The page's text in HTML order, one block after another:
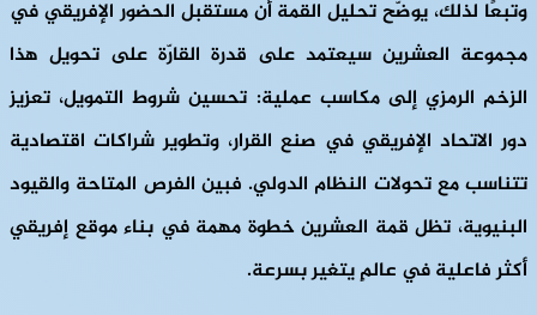
وتبعًا لذلك، يوضّح تحليل القمة أن مستقبل الحضور الإفريقي في
مجموعة العشرين سيعتمد على قدرة القارّة على تحويل هذا
الزخم الرمزي إلى مكاسب عملية: تحسين شروط التمويل، تعزيز
دور الاتحاد الإفريقي في صنع القرار، وتطوير شراكات اقتصادية
تتناسب مع تحولات النظام الدولي. فبين الفرص المتاحة والقيود
البنيوية، تظل قمة العشرين خطوة مهمة في بناء موقع إفريقي
أكثر فاعلية في عالمٍ يتغير بسرعة.